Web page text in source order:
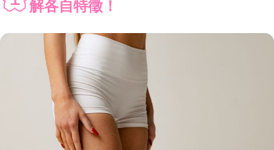
解各自特徵！